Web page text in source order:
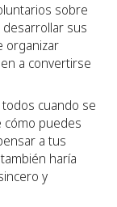
sobre
desarrollar sus
organizar
a convertirse
cuando se
cómo puedes
a tus
haría
y